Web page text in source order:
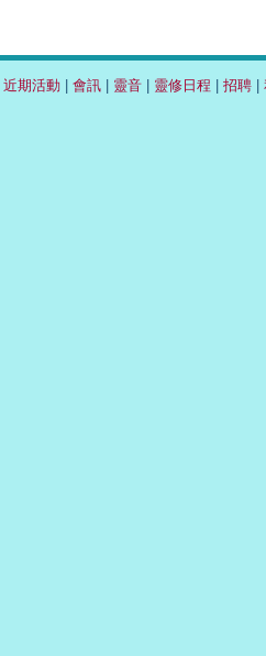
近期活動 | 會訊 | 靈音 | 靈修日程 | 招聘 |